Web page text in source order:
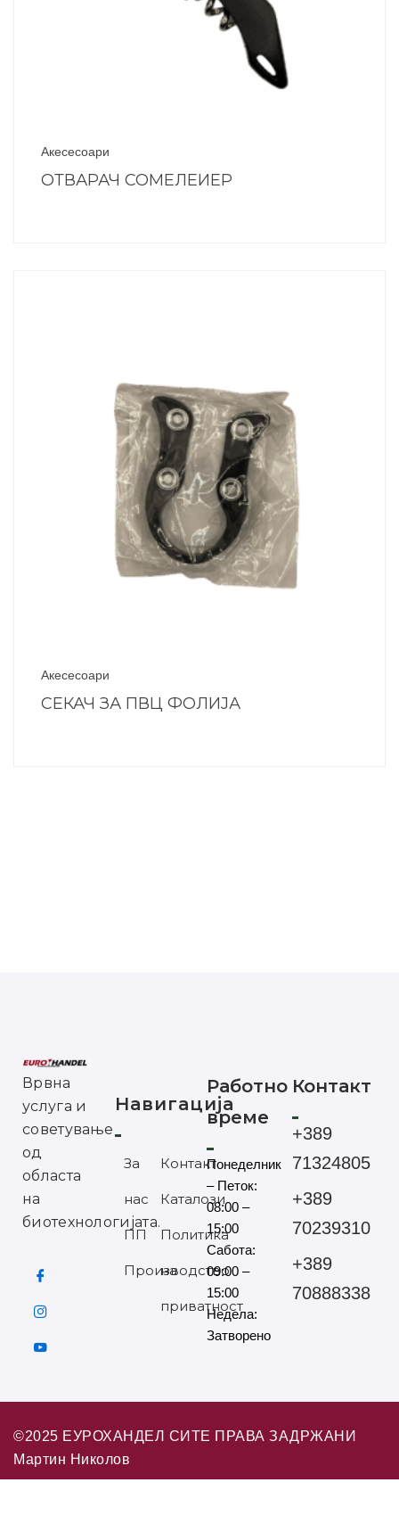
Акесесоари
ОТВАРАЧ СОМЕЛЕИЕР
Акесесоари
СЕКАЧ ЗА ПВЦ ФОЛИЈА
Врвна
услуга и
советување
од
областа
на
биотехнологијата.
Навигација
За
нас
ПП
Производство
Контакт
Каталози
Политика
на
приватност
Работно
време
Понеделник
– Петок:
08:00 –
15:00
Сабота:
09:00 –
15:00
Недела:
Затворено
Контакт
+389
71324805
+389
70239310
+389
70888338
©2025 ЕУРОХАНДЕЛ СИТЕ ПРАВА ЗАДРЖАНИ
Мартин Николов